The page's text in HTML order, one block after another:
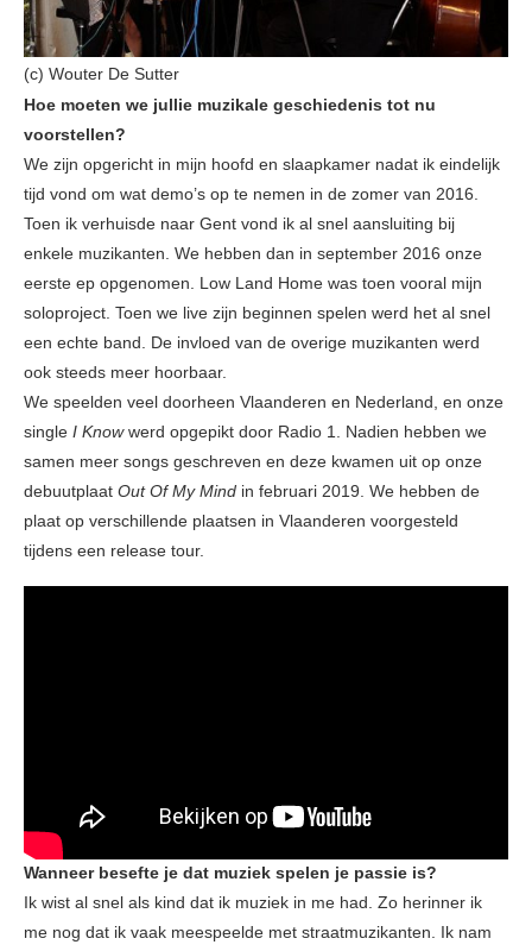
(c) Wouter De Sutter
Hoe moeten we jullie muzikale geschiedenis tot nu
voorstellen?
We zijn opgericht in mijn hoofd en slaapkamer nadat ik eindelijk
tijd vond om wat demo’s op te nemen in de zomer van 2016.
Toen ik verhuisde naar Gent vond ik al snel aansluiting bij
enkele muzikanten. We hebben dan in september 2016 onze
eerste ep opgenomen. Low Land Home was toen vooral mijn
soloproject. Toen we live zijn beginnen spelen werd het al snel
een echte band. De invloed van de overige muzikanten werd
ook steeds meer hoorbaar.
We speelden veel doorheen Vlaanderen en Nederland, en onze
single I Knowwerd opgepikt door Radio 1. Nadien hebben we
samen meer songs geschreven en deze kwamen uit op onze
debuutplaat Out Of My Mind in februari 2019. We hebben de
plaat op verschillende plaatsen in Vlaanderen voorgesteld
tijdens een release tour.
Wanneer besefte je dat muziek spelen je passie is?
Ik wist al snel als kind dat ik muziek in me had. Zo herinner ik
me nog dat ik vaak meespeelde met straatmuzikanten. Ik nam